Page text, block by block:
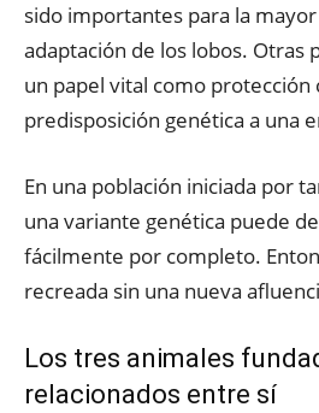
sido importantes para la
adaptación de los lobos. Otras
un papel vital como protección
predisposición genética a una
En una población iniciada por
una variante genética puede
fácilmente por completo.
recreada sin una nueva
Los tres animales
relacionados entre sí